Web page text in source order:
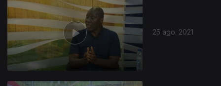
25 ago. 2021